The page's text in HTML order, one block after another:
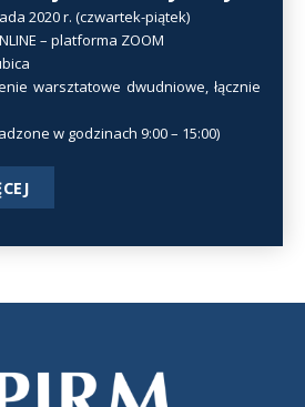
2020 r. (czwartek-piątek)
– platforma ZOOM
warsztatowe dwudniowe, łącznie
w godzinach 9:00 – 15:00)